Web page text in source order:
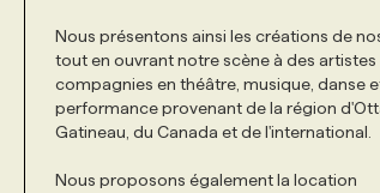
Nous présentons ainsi les créations de
tout en ouvrant notre scène à des artistes
compagnies en théâtre, musique, danse
performance provenant de la région
Gatineau, du Canada et de l'international.
Nous proposons également la location